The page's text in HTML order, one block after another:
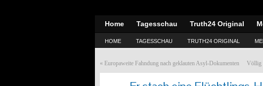
Home Tagesschau Truth24 Original
HOME TAGESSCHAU TRUTH24 ORIGINAL
« Europaweite Fahndung nach geklauten Asyl-Dokumenten Völlig